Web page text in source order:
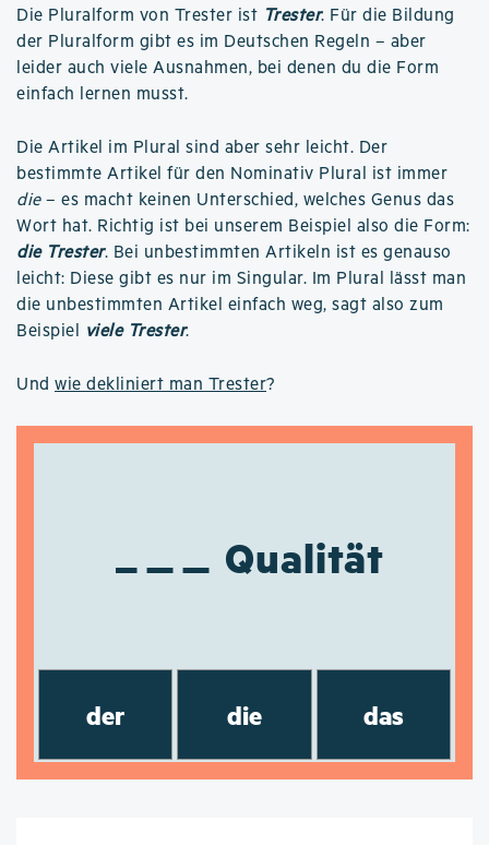
Die Pluralform von Trester ist Trester. Für die Bildung
der Pluralform gibt es im Deutschen Regeln – aber
leider auch viele Ausnahmen, bei denen du die Form
einfach lernen musst.
Die Artikel im Plural sind aber sehr leicht. Der
bestimmte Artikel für den Nominativ Plural ist immer
die– es macht keinen Unterschied, welches Genus das
Wort hat. Richtig ist bei unserem Beispiel also die Form:
die Trester. Bei unbestimmten Artikeln ist es genauso
leicht: Diese gibt es nur im Singular. Im Plural lässt man
die unbestimmten Artikel einfach weg, sagt also zum
Beispiel viele Trester.
Und wie dekliniert man Trester?
Qualität
der die das